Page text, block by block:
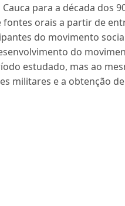
para a década dos
orais a partir de
do movimento
do
estudado, mas ao
militares e a obtenção